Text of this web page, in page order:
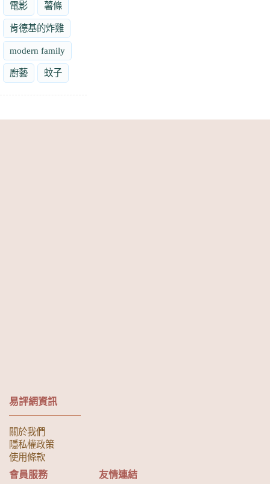
電影 薯條
肯德基的炸雞
modern family
廚藝 蚊子
易評網資訊
關於我們
隱私權政策
使用條款
會員服務 友情連結